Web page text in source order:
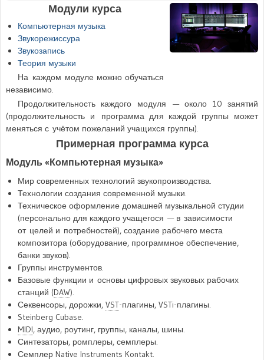
Модули курса
Компьютерная музыка
Звукорежиссура
Звукозапись
Теория музыки
На каждом модуле можно обучаться
независимо.
Продолжительность каждого модуля — около 10 занятий
(продолжительность и программа для каждой группы может
меняться с учётом пожеланий учащихся группы).
Примерная программа курса
Модуль «Компьютерная музыка»
Мир современных технологий звукопроизводства.
Технологии создания современной музыки.
Техническое оформление домашней музыкальной студии
(персонально для каждого учащегося — в зависимости
от целей и потребностей), создание рабочего места
композитора (оборудование, программное обеспечение,
банки звуков).
Группы инструментов.
Базовые функции и основы цифровых звуковых рабочих
станций (DAW).
Секвенсоры, дорожки, VST-плагины, VSTi-плагины.
Steinberg Cubase.
MIDI, аудио, роутинг, группы, каналы, шины.
Синтезаторы, ромплеры, семплеры.
Семплер Native Instruments Kontakt.